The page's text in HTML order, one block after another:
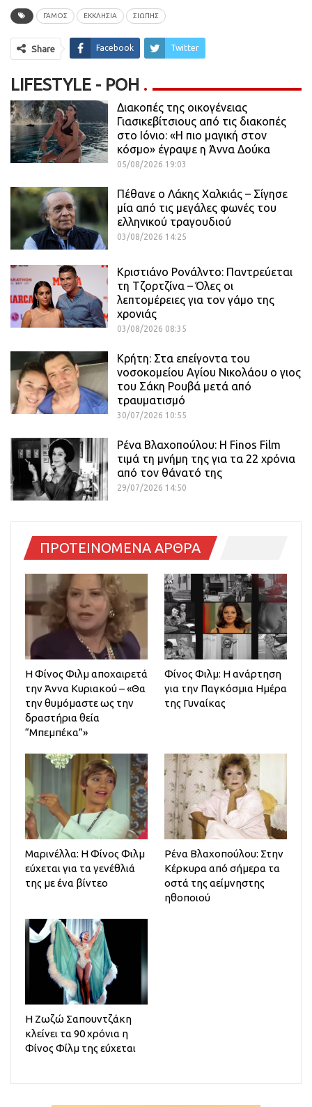
ΓΑΜΟΣ ΕΚΚΛΗΣΊΑ ΣΙΩΠΗΣ
Share Facebook Twitter
LIFESTYLE - ΡΟΗ
Διακοπές της οικογένειας
Γιασικεβίτσιους από τις διακοπές
στο Ιόνιο: «Η πιο μαγική στον
κόσμο» έγραψε η Άννα Δούκα
05/08/2026 19:03
Πέθανε ο Λάκης Χαλκιάς – Σίγησε
μία από τις μεγάλες φωνές του
ελληνικού τραγουδιού
03/08/2026 14:25
Κριστιάνο Ρονάλντο: Παντρεύεται
τη Τζορτζίνα – Όλες οι
λεπτομέρειες για τον γάμο της
χρονιάς
03/08/2026 08:35
Κρήτη: Στα επείγοντα του
νοσοκομείου Αγίου Νικολάου ο γιος
του Σάκη Ρουβά μετά από
τραυματισμό
30/07/2026 10:55
Ρένα Βλαχοπούλου: Η Finos Film
τιμά τη μνήμη της για τα 22 χρόνια
από τον θάνατό της
29/07/2026 14:50
ΠΡΟΤΕΙΝΟΜΕΝΑ ΑΡΘΡΑ
H Φίνος Φιλμ αποχαιρετά
την Άννα Κυριακού – «Θα
την θυμόμαστε ως την
δραστήρια θεία
“Μπεμπέκα”»
Φίνος Φιλμ: Η ανάρτηση
για την Παγκόσμια Ημέρα
της Γυναίκας
Μαρινέλλα: Η Φίνος Φιλμ
εύχεται για τα γενέθλιά
της με ένα βίντεο
Ρένα Βλαχοπούλου: Στην
Κέρκυρα από σήμερα τα
οστά της αείμνηστης
ηθοποιού
Η Ζωζώ Σαπουντζάκη
κλείνει τα 90 χρόνια η
Φίνος Φίλμ της εύχεται